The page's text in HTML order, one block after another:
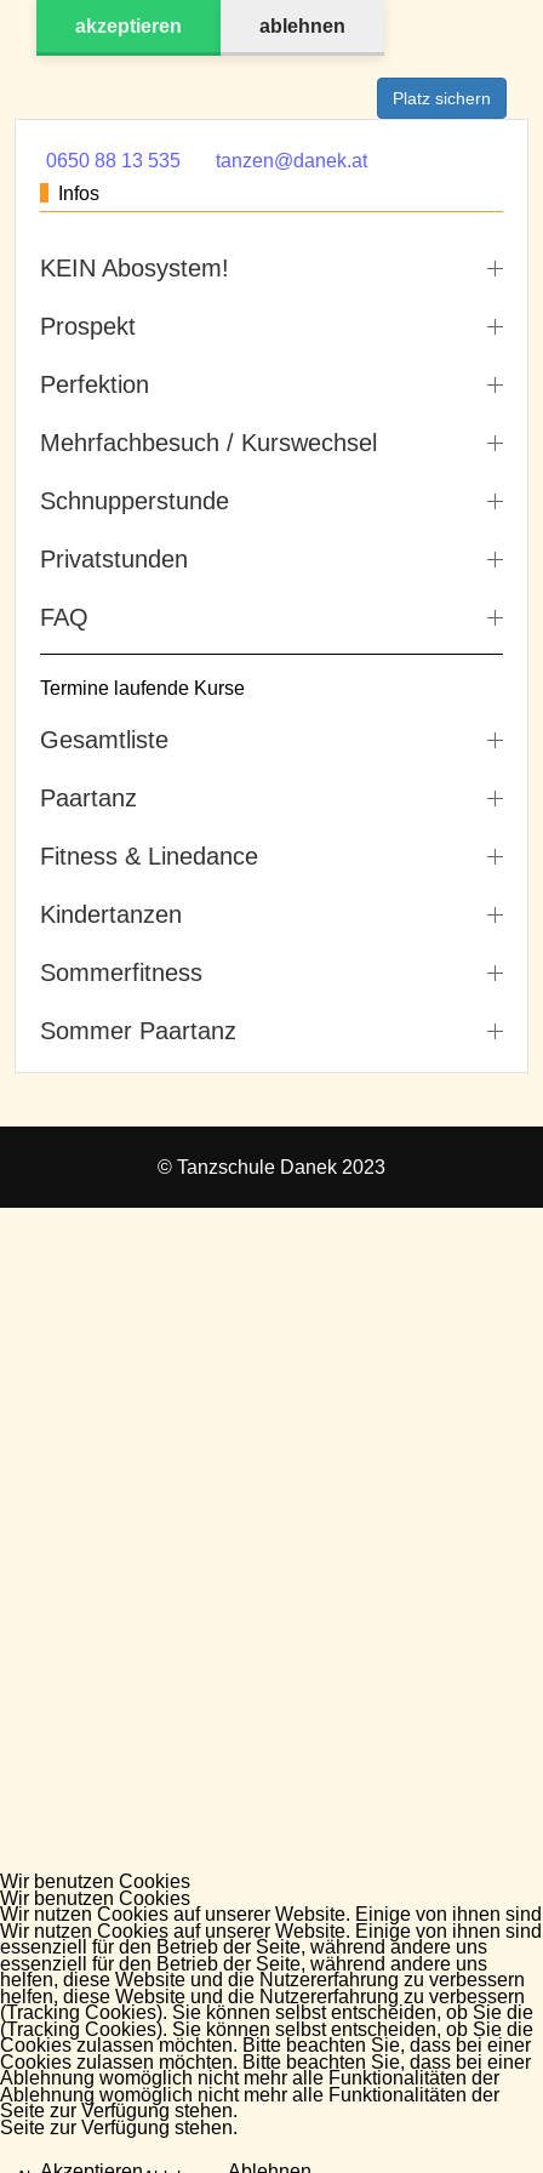
akzeptieren ablehnen
Wir benutzen Cookies
Wir nutzen Cookies auf unserer Website. Einige von ihnen sind
essenziell für den Betrieb der Seite, während andere uns
helfen, diese Website und die Nutzererfahrung zu verbessern
(Tracking Cookies). Sie können selbst entscheiden, ob Sie die
Cookies zulassen möchten. Bitte beachten Sie, dass bei einer
Ablehnung womöglich nicht mehr alle Funktionalitäten der
Seite zur Verfügung stehen.
Platz sichern
0650 88 13 535
tanzen@danek.at
Infos
KEIN Abosystem!
Prospekt
Perfektion
Mehrfachbesuch / Kurswechsel
Schnupperstunde
Privatstunden
FAQ
Termine laufende Kurse
Gesamtliste
Paartanz
Fitness & Linedance
Kindertanzen
Sommerfitness
Sommer Paartanz
© Tanzschule Danek 2023
Wir benutzen Cookies
Wir nutzen Cookies auf unserer Website. Einige von ihnen sind
essenziell für den Betrieb der Seite, während andere uns
helfen, diese Website und die Nutzererfahrung zu verbessern
(Tracking Cookies). Sie können selbst entscheiden, ob Sie die
Cookies zulassen möchten. Bitte beachten Sie, dass bei einer
Ablehnung womöglich nicht mehr alle Funktionalitäten der
Seite zur Verfügung stehen.